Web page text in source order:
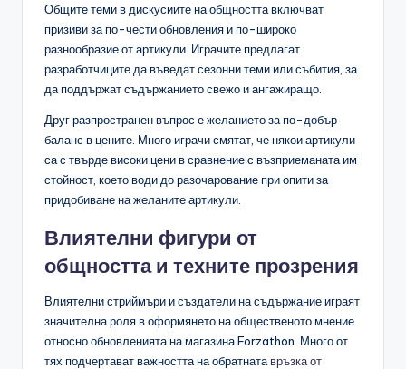
Общите теми в дискусиите на общността включват
призиви за по-чести обновления и по-широко
разнообразие от артикули. Играчите предлагат
разработчиците да въведат сезонни теми или събития, за
да поддържат съдържанието свежо и ангажиращо.
Друг разпространен въпрос е желанието за по-добър
баланс в цените. Много играчи смятат, че някои артикули
са с твърде високи цени в сравнение с възприеманата им
стойност, което води до разочарование при опити за
придобиване на желаните артикули.
Влиятелни фигури от
общността и техните прозрения
Влиятелни стриймъри и създатели на съдържание играят
значителна роля в оформянето на общественото мнение
относно обновленията на магазина Forzathon. Много от
тях подчертават важността на обратната връзка от